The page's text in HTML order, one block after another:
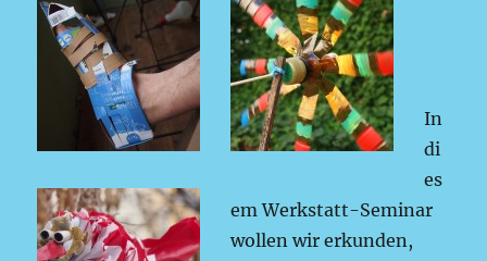
In
di
es
em Werkstatt-Seminar
wollen wir erkunden,